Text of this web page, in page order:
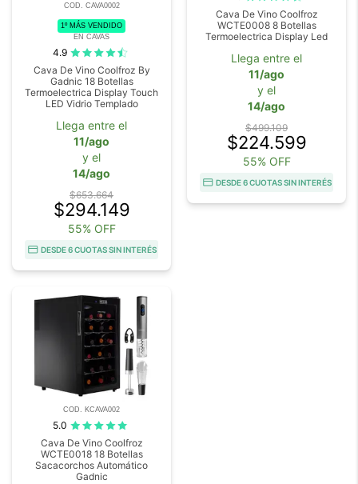
COD. CAVA0002
1º MÁS VENDIDO
EN CAVAS
4.9
Cava De Vino Coolfroz By
Gadnic 18 Botellas
Termoelectrica Display Touch
LED Vidrio Templado
Llega entre el
11/ago
y el
14/ago
$653.664
$294.149
55% OFF
DESDE 6 CUOTAS SIN INTERÉS
Cava De Vino Coolfroz
WCTE0008 8 Botellas
Termoelectrica Display Led
Llega entre el
11/ago
y el
14/ago
$499.109
$224.599
55% OFF
DESDE 6 CUOTAS SIN INTERÉS
COD. KCAVA002
5.0
Cava De Vino Coolfroz
WCTE0018 18 Botellas
Sacacorchos Automático
Gadnic